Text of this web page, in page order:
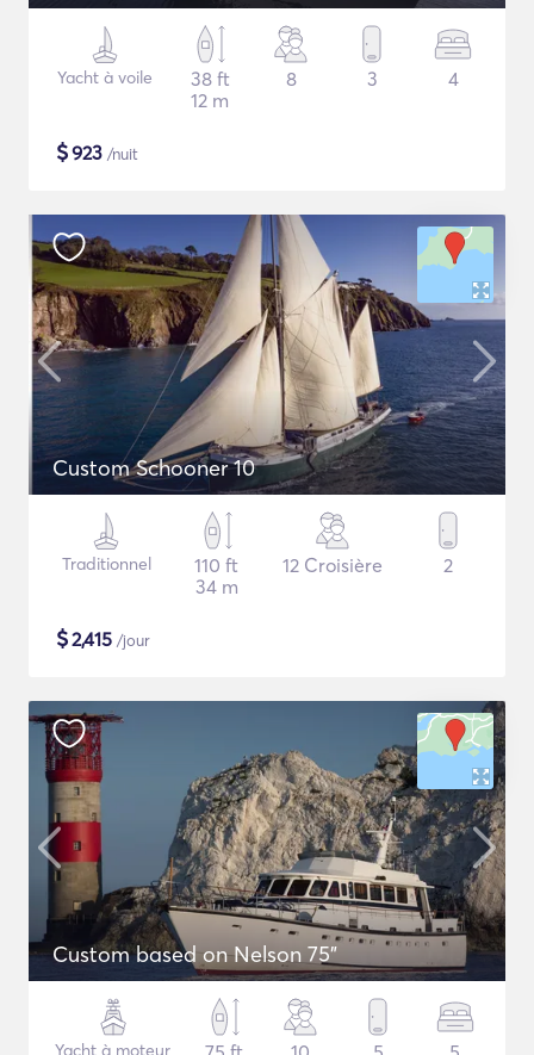
Yacht à voile
38 ft
12 m
8 3 4
$923 /nuit
Custom Schooner 10
Traditionnel
110 ft
34 m
12 Croisière 2
$2,415 /jour
Custom based on Nelson 75"
Yacht à moteur